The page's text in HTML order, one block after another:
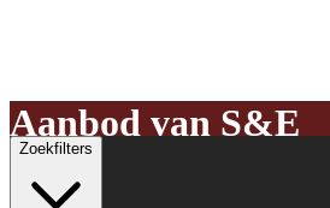
Aanbod van S&E
Zoekfilters